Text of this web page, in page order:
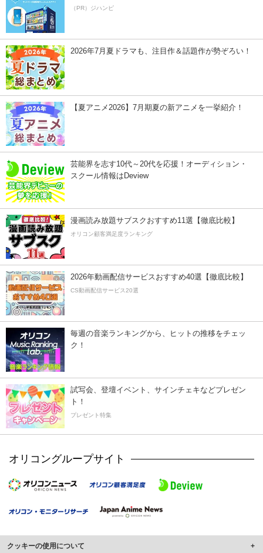
（PR）ジハンピ
2026年7月夏ドラマも、注目作＆話題作が勢ぞろい！
【夏アニメ2026】7月期夏の新アニメを一挙紹介！
芸能界を志す10代～20代を応援！オーディション・
スクール情報はDeview
漫画読み放題サブスクおすすめ11選【徹底比較】
オリコン顧客満足度ランキング
2026年動画配信サービスおすすめ40選【徹底比較】
CS動画配信サービス20選
毎週の音楽ランキングから、ヒットの推移をチェッ
ク！
試写会、登壇イベント、サインチェキなどプレゼン
ト！
プレゼント特集
オリコングループサイト
クッキーの使用について